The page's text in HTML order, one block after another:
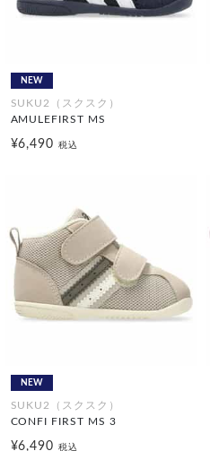
NEW
SUKU2（スクスク）
AMULEFIRST MS
¥6,490税込
NEW
SUKU2（スクスク）
CONFI FIRST MS 3
¥6,490税込